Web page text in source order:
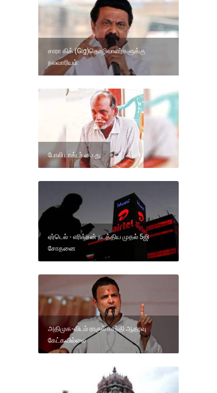
சாரா கிக் (Gig)தொழிலாளர்களுக்கு
நலவாரியம்.
போலி டாக்டர் கைது
ஏர்டெல் - எரிக்சன் நடத்திய முதல் 5ஜி
சோதனை
அதிமுக-விடம் ராகுல் காந்தி ஆதரவு
கேட்கவில்லை